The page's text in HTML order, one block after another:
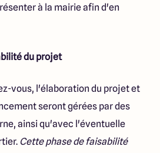
à la mairie afin d'en
du projet
vous, l'élaboration du projet et
seront gérées par des
ainsi qu'avec l'éventuelle
Cette phase de faisabilité